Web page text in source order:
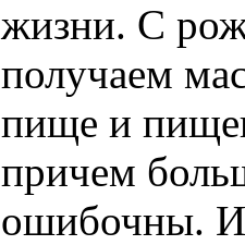
жизни. С
получаем
пище и
причем
ошибочны.